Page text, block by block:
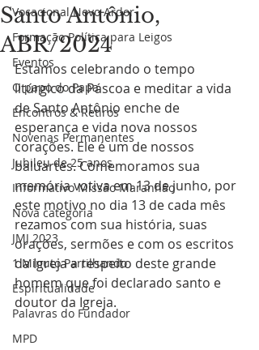
Vocacional Novo Ardor
Formação Política para Leigos
Eventos
O papo do Papa
Encontros & Retiros
Novenas Permanentes
Jubileu de 25 anos
Informativo Missão Maranhão
Nova categoria
JMJ 2023
1 Minuto Partilhando
Espiritualidade
Palavras do Fundador
MPD
Santo Antônio,
ABR/2024
Estamos celebrando o tempo
litúrgico da Páscoa e meditar a vida
de Santo Antônio enche de
esperança e vida nova nossos
corações. Ele é um de nossos
baluartes. Comemoramos sua
memória votiva em 13 de junho, por
este motivo no dia 13 de cada mês
rezamos com sua história, suas
orações, sermões e com os escritos
da Igreja a respeito deste grande
homem que foi declarado santo e
doutor da Igreja.